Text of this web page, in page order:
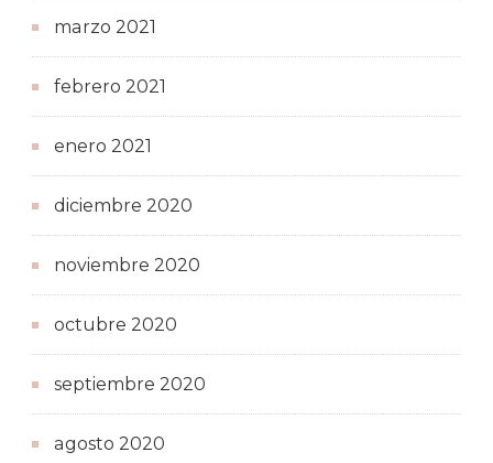
marzo 2021
febrero 2021
enero 2021
diciembre 2020
noviembre 2020
octubre 2020
septiembre 2020
agosto 2020